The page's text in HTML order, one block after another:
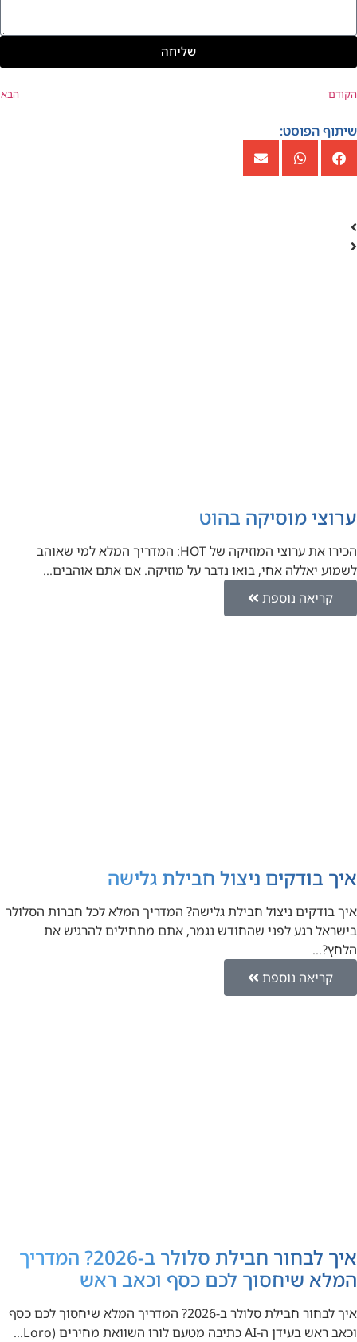
שליחה
הקודם הבא
שיתוף הפוסט:
ערוצי מוסיקה בהוט
הכירו את ערוצי המוזיקה של HOT: המדריך המלא למי שאוהב
לשמוע יאללה אחי, בואו נדבר על מוזיקה. אם אתם אוהבים…
קריאה נוספת
איך בודקים ניצול חבילת גלישה
איך בודקים ניצול חבילת גלישה? המדריך המלא לכל חברות הסלולר
בישראל רגע לפני שהחודש נגמר, אתם מתחילים להרגיש את
הלחץ?…
קריאה נוספת
איך לבחור חבילת סלולר ב-2026? המדריך
המלא שיחסוך לכם כסף וכאב ראש
איך לבחור חבילת סלולר ב-2026? המדריך המלא שיחסוך לכם כסף
וכאב ראש בעידן ה-AI כתיבה מטעם לורו השוואת מחירים (Loro…